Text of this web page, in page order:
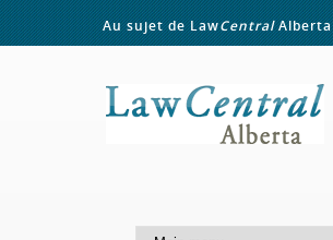
Au sujet de LawCentralAlberta